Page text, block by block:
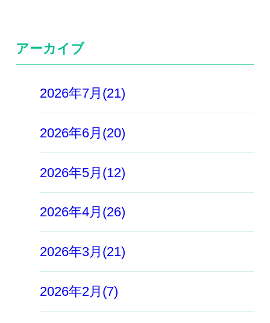
アーカイブ
2026年7月(21)
2026年6月(20)
2026年5月(12)
2026年4月(26)
2026年3月(21)
2026年2月(7)